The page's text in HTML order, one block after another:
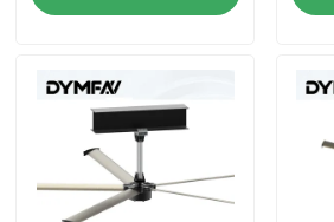
Fãs comerciais de HVLS
Fãs residenciais de HVLS